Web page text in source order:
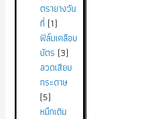
ตรายางวัน
ที่ 1
ฟิล์มเคลือบ
บัตร 3
ลวดเสียบ
กระดาษ
5
หมึกเติม